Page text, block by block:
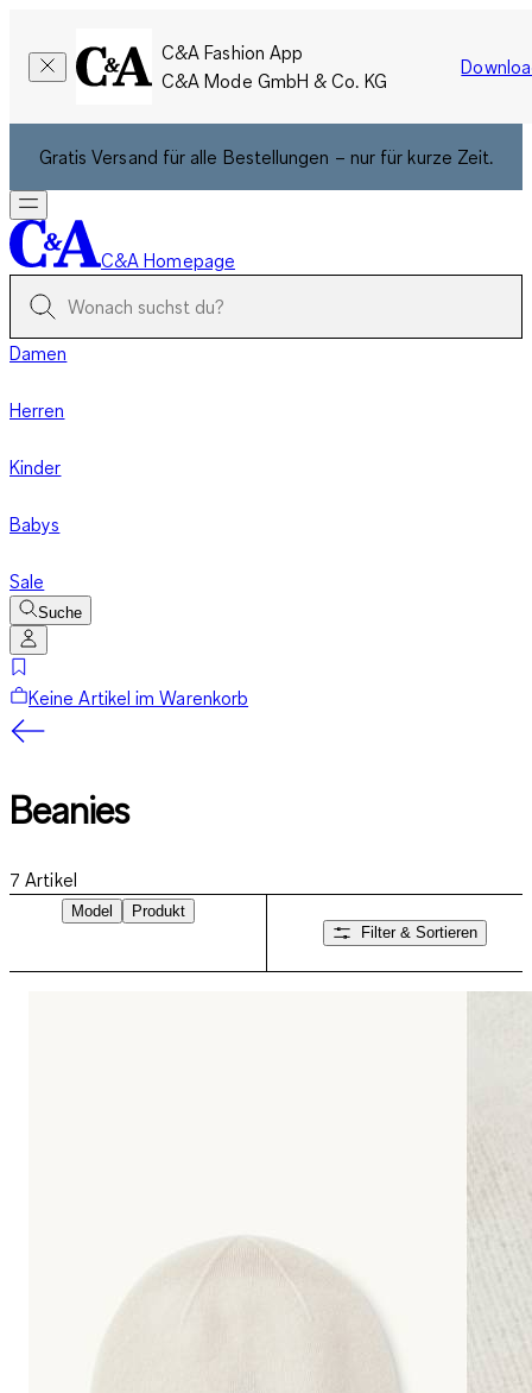
C&A Fashion App
C&A Mode GmbH & Co. KG
Gratis Versand für alle Bestellungen – nur für kurze Zeit.
C&A Homepage
Damen
Herren
Kinder
Babys
Sale
Suche
Keine Artikel im Warenkorb
Beanies
7 Artikel
Model
Produkt
Filter & Sortieren